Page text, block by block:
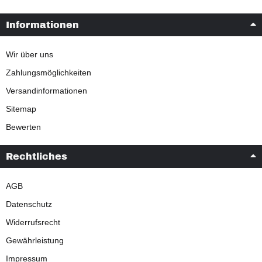
Informationen
Wir über uns
Zahlungsmöglichkeiten
Versandinformationen
Sitemap
Bewerten
Rechtliches
AGB
Datenschutz
Widerrufsrecht
Gewährleistung
Impressum